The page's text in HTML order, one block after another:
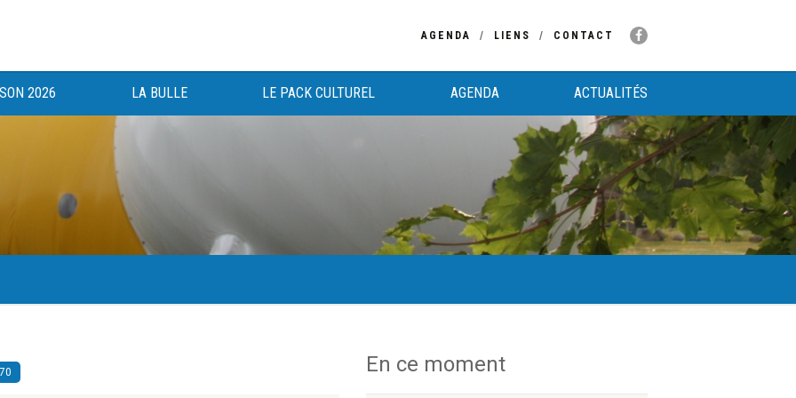
AGENDA LIENS CONTACT
2026 LA BULLE LE PACK CULTUREL AGENDA ACTUALITÉS
au bénéfice des haut-saônois depuis 1983. En ce moment